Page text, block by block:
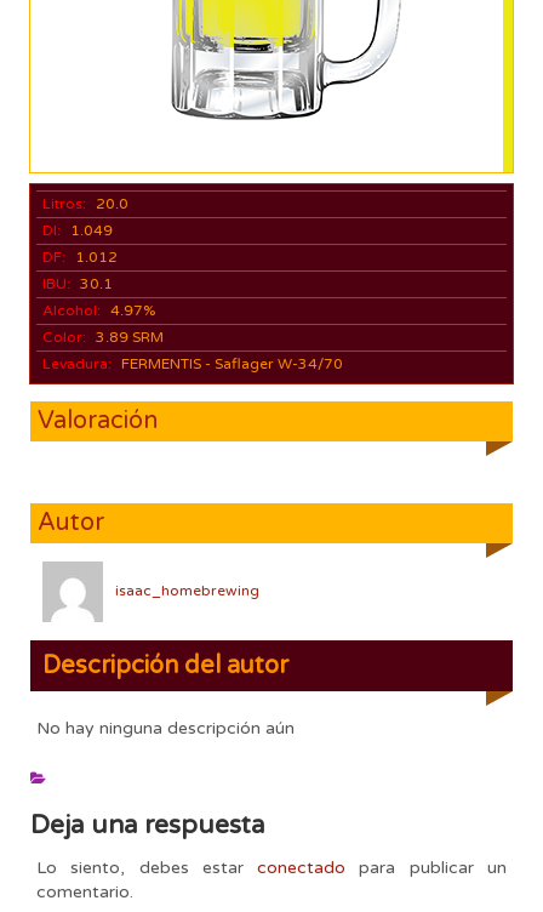
Litros:
20.0
DI:
1.049
DF:
1.012
IBU: 30.1
Alcohol: 4.97%
Color: 3.89 SRM
Levadura: FERMENTIS - Saflager W-34/70
Valoración
Autor
isaac_homebrewing
Descripción del autor
No hay ninguna descripción aún
Deja una respuesta
Lo siento, debes estarconectado para publicar un
comentario.